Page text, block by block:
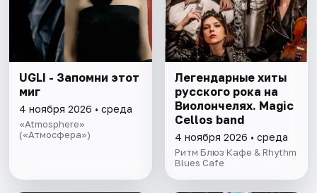
UGLI - Запомни этот
миг
4 ноября 2026 • среда
«Atmosphere»
(«Атмосфера»)
Легендарные хиты
русского рока на
Виолончелях. Magic
Cellos band
4 ноября 2026 • среда
Ритм Блюз Кафе & Rhythm
Blues Cafe